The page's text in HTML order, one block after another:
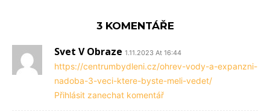
3 KOMENTÁŘE
Svet V Obraze 1.11.2023 At 16:44
https://centrumbydleni.cz/ohrev-vody-a-expanzni-
nadoba-3-veci-ktere-byste-meli-vedet/
Přihlásit zanechat komentář